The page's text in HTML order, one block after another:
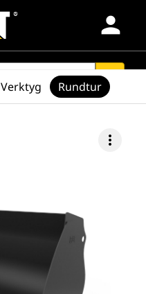
person
search
more_vert
Verktyg Rundtur